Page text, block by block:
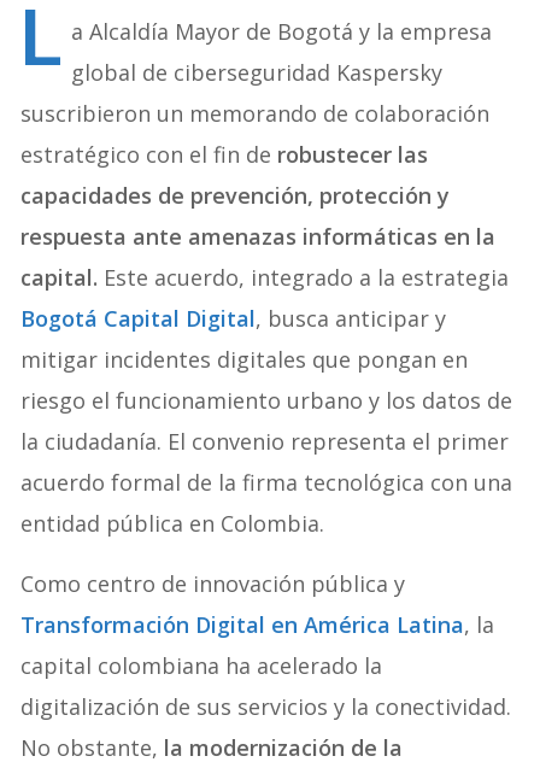
L a Alcaldía Mayor de Bogotá y la empresa
global de ciberseguridad Kaspersky
suscribieron un memorando de colaboración
estratégico con el fin de robustecer las
capacidades de prevención, protección y
respuesta ante amenazas informáticas en la
capital. Este acuerdo, integrado a la estrategia
Bogotá Capital Digital, busca anticipar y
mitigar incidentes digitales que pongan en
riesgo el funcionamiento urbano y los datos de
la ciudadanía. El convenio representa el primer
acuerdo formal de la firma tecnológica con una
entidad pública en Colombia.
Como centro de innovación pública y
Transformación Digital en América Latina, la
capital colombiana ha acelerado la
digitalización de sus servicios y la conectividad.
No obstante, la modernización de la